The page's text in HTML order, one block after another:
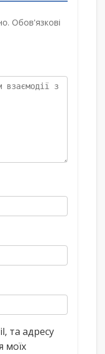
Обов'язкові
та адресу
моїх